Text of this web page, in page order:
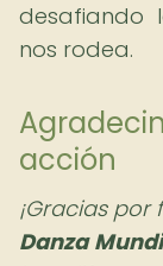
desafiando
nos rodea.
acción
¡Gracias
Danza